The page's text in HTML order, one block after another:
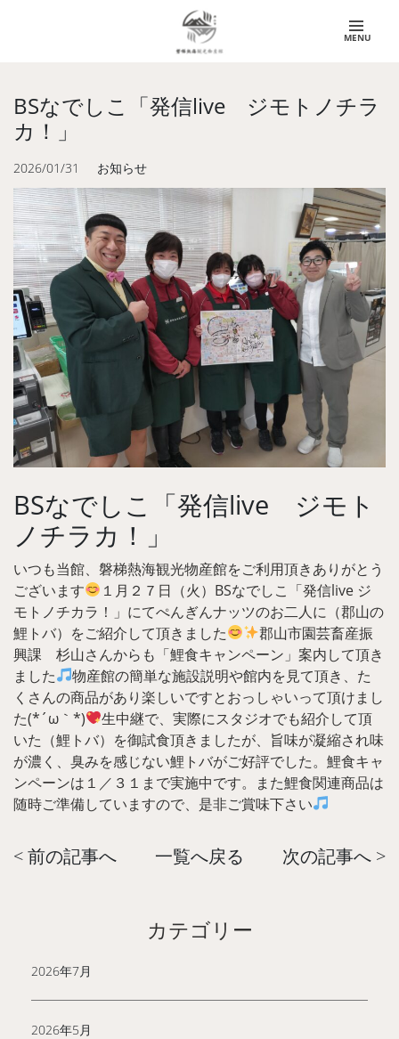
MENU
BSなでしこ「発信live ジモトノチラ
カ！」
2026/01/31 お知らせ
BSなでしこ「発信live ジモト
ノチラカ！」
いつも当館、磐梯熱海観光物産館をご利用頂きありがとう
ございます
１ 月２７日（火）BSなでしこ「発信live ジ
モトノチカラ！」にてぺんぎんナッツのお二人に（郡山の
鯉トバ）をご紹介して頂きました
郡山市園芸畜産振
興課 杉山さんからも「鯉食キャンペーン」案内して頂き
ました
物産館の簡単な施設説明や館内を見て頂き、た
くさんの商品があり楽しいですとおっしゃいって頂けまし
た(*´ω｀*)
生中継で、実際にスタジオでも紹介して頂
いた（鯉トバ）を御試食頂きましたが、旨味が凝縮され味
が濃く、臭みを感じない鯉トバがご好評でした。鯉食キャ
ンペーンは１／３１まで実施中です。また鯉食関連商品は
随時ご準備していますので、是非ご賞味下さい
< 前の記事へ 一覧へ戻る 次の記事へ >
カテゴリー
2026年7月
2026年5月